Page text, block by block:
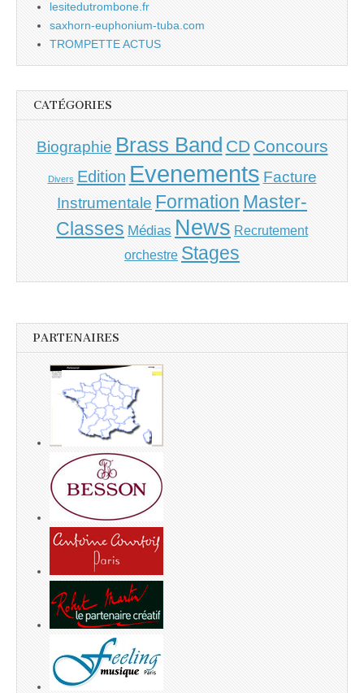
lesitedutrombone.fr
saxhorn-euphonium-tuba.com
TROMPETTE ACTUS
CATÉGORIES
Biographie Brass Band CD Concours
Divers Edition Evenements Facture
Instrumentale Formation Master-
Classes Médias News Recrutement
orchestre Stages
PARTENAIRES